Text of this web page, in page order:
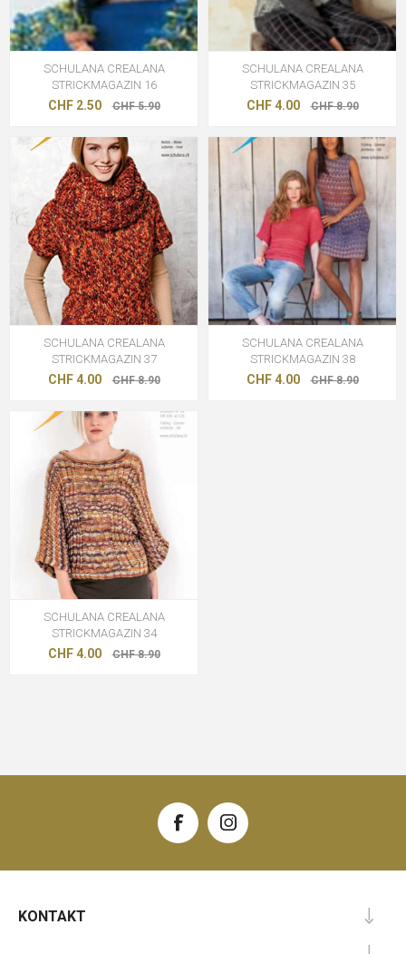
SCHULANA CREALANA
STRICKMAGAZIN 16
CHF 2.50 CHF 5.90
SCHULANA CREALANA
STRICKMAGAZIN 35
CHF 4.00 CHF 8.90
SCHULANA CREALANA
STRICKMAGAZIN 37
CHF 4.00 CHF 8.90
SCHULANA CREALANA
STRICKMAGAZIN 38
CHF 4.00 CHF 8.90
SCHULANA CREALANA
STRICKMAGAZIN 34
CHF 4.00 CHF 8.90
KONTAKT